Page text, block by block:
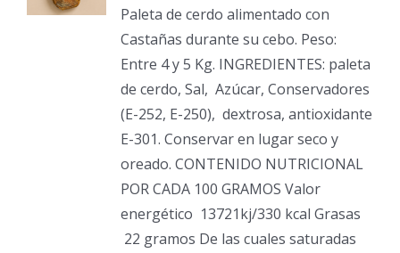
Paleta de cerdo alimentado con
Castañas durante su cebo. Peso:
Entre 4 y 5 Kg. INGREDIENTES: paleta
de cerdo, Sal, Azúcar, Conservadores
(E-252, E-250), dextrosa, antioxidante
E-301. Conservar en lugar seco y
oreado. CONTENIDO NUTRICIONAL
POR CADA 100 GRAMOS Valor
energético 13721kj/330 kcal Grasas
22 gramos De las cuales saturadas